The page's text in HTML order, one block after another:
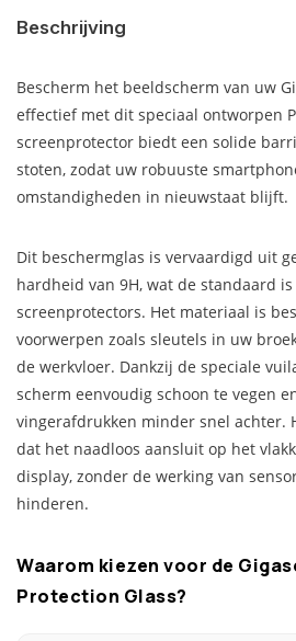
Beschrijving
Bescherm het beeldscherm van uw
effectief met dit speciaal ontworpen
screenprotector biedt een solide
stoten, zodat uw robuuste
omstandigheden in nieuwstaat blijft.
Dit beschermglas is vervaardigd uit
hardheid van 9H, wat de standaard
screenprotectors. Het materiaal is
voorwerpen zoals sleutels in uw
de werkvloer. Dankzij de speciale
scherm eenvoudig schoon te vegen
vingerafdrukken minder snel achter.
dat het naadloos aansluit op het
display, zonder de werking van
hinderen.
Waarom kiezen voor de
Protection Glass?